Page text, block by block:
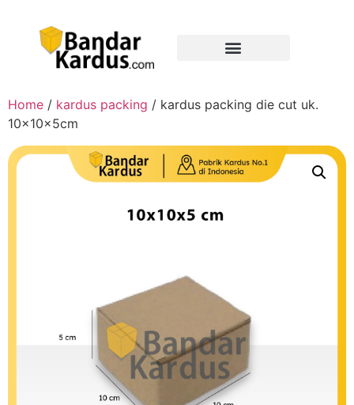
Home / kardus packing / kardus packing die cut uk.
10x10x5cm